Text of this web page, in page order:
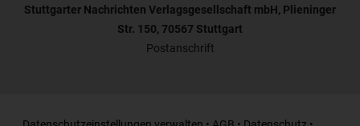
Stuttgarter Nachrichten Verlagsgesellschaft mbH, Plieninger
Str. 150, 70567 Stuttgart
Postanschrift